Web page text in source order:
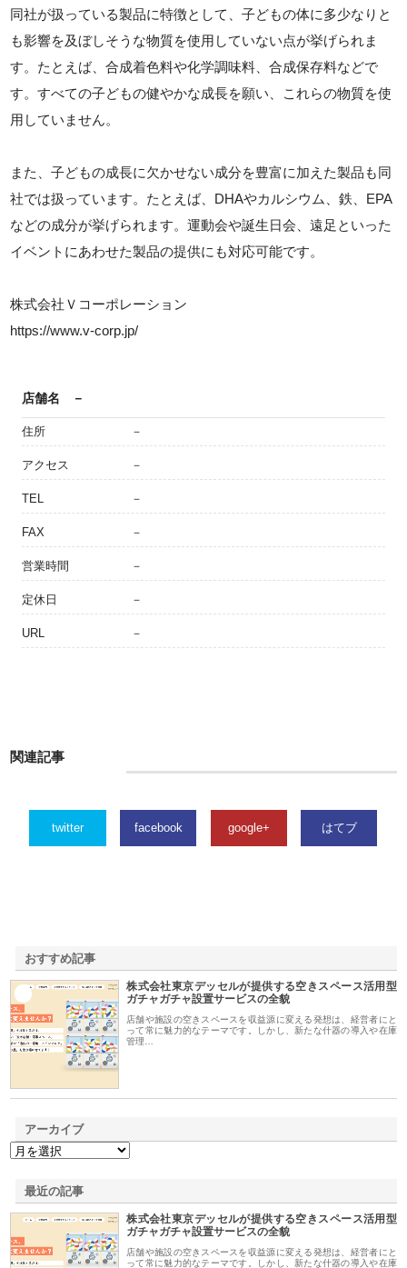
同社が扱っている製品に特徴として、子どもの体に多少なりと
も影響を及ぼしそうな物質を使用していない点が挙げられま
す。たとえば、合成着色料や化学調味料、合成保存料などで
す。すべての子どもの健やかな成長を願い、これらの物質を使
用していません。
また、子どもの成長に欠かせない成分を豊富に加えた製品も同
社では扱っています。たとえば、DHAやカルシウム、鉄、EPA
などの成分が挙げられます。運動会や誕生日会、遠足といった
イベントにあわせた製品の提供にも対応可能です。
株式会社Ｖコーポレーション
https://www.v-corp.jp/
店舗名 －
住所 －
アクセス －
TEL －
FAX －
営業時間 －
定休日 －
URL －
関連記事
twitter facebook google+ はてブ
おすすめ記事
株式会社東京デッセルが提供する空きスペース活用型
ガチャガチャ設置サービスの全貌
店舗や施設の空きスペースを収益源に変える発想は、経営者にと
って常に魅力的なテーマです。しかし、新たな什器の導入や在庫
管理…
アーカイブ
最近の記事
株式会社東京デッセルが提供する空きスペース活用型
ガチャガチャ設置サービスの全貌
店舗や施設の空きスペースを収益源に変える発想は、経営者にと
って常に魅力的なテーマです。しかし、新たな什器の導入や在庫